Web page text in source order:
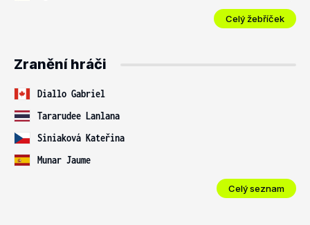
Celý žebříček
Zranění hráči
Diallo Gabriel
Tararudee Lanlana
Siniaková Kateřina
Munar Jaume
Celý seznam